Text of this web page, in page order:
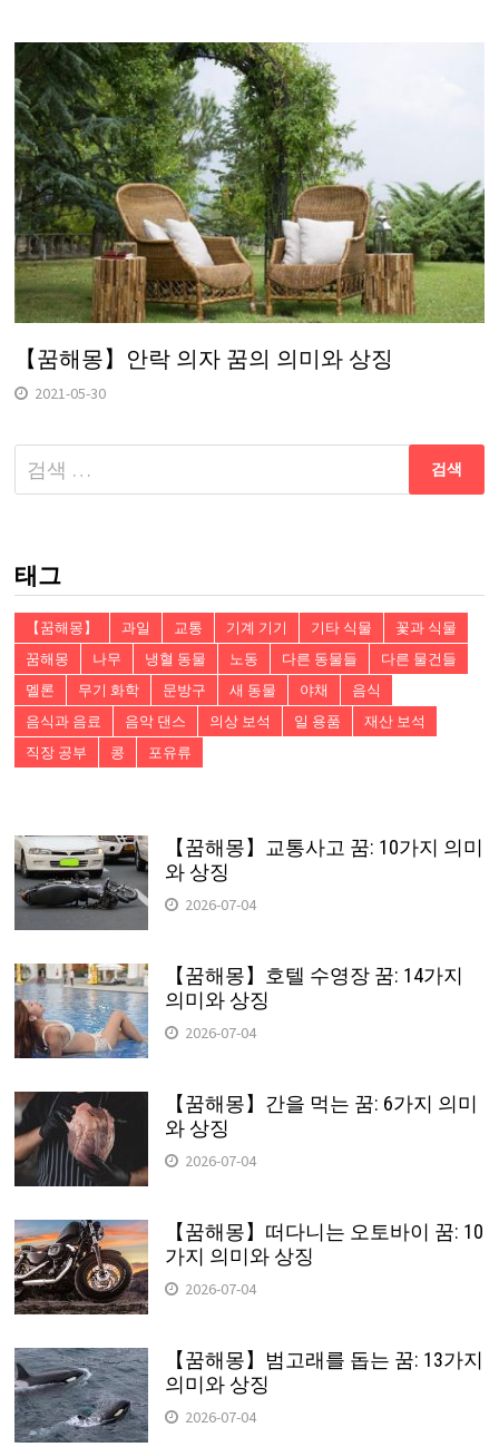
【꿈해몽】안락 의자 꿈의 의미와 상징
2021-05-30
다
음
태그
【꿈해몽】 과일 교통 기계 기기 기타 식물
꽃과 식물
꿈해몽
나무 냉혈 동물 노동 다른 동물들
다른 물건들
멜론
무기 화학 문방구 새 동물 야채
음식
음식과 음료
음악 댄스 의상 보석 일 용품
재산 보석
직장 공부
콩 포유류
【꿈해몽】교통사고 꿈: 10가지 의미
와 상징
2026-07-04
【꿈해몽】호텔 수영장 꿈: 14가지
의미와 상징
2026-07-04
【꿈해몽】간을 먹는 꿈: 6가지 의미
와 상징
2026-07-04
【꿈해몽】떠다니는 오토바이 꿈: 10
가지 의미와 상징
2026-07-04
【꿈해몽】범고래를 돕는 꿈: 13가지
의미와 상징
2026-07-04